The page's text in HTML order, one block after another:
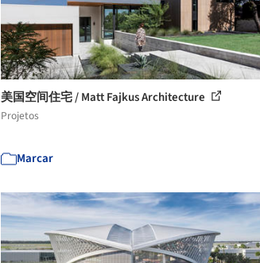
美国空间住宅 / Matt Fajkus Architecture
Projetos
Marcar